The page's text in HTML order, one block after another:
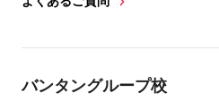
バンタングループ校